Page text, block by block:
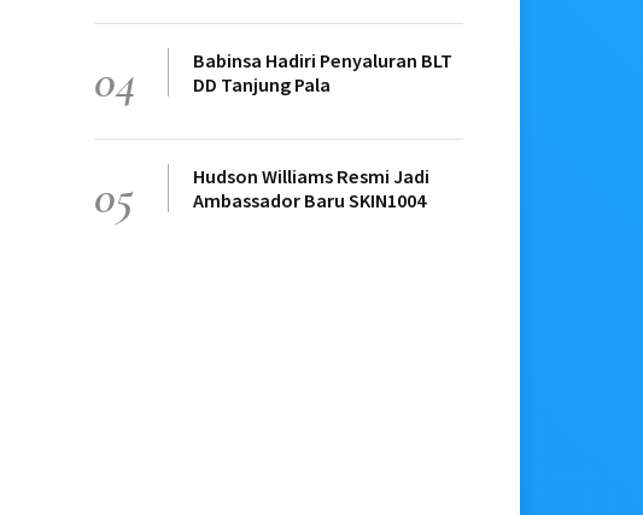
04
Babinsa Hadiri Penyaluran BLT
DD Tanjung Pala
05
Hudson Williams Resmi Jadi
Ambassador Baru SKIN1004